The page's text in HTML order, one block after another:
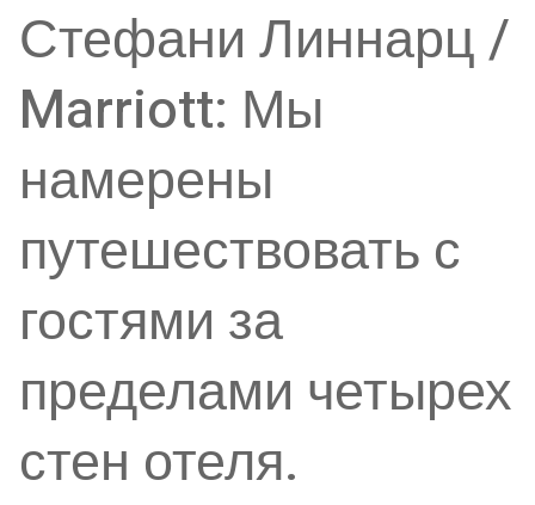
Стефани Линнарц /
Marriott: Мы
намерены
путешествовать с
гостями за
пределами четырех
стен отеля.